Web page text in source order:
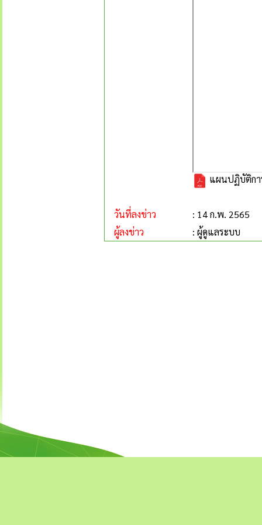
แผนปฏิบัติกา
วันที่ลงข่าว
: 14 ก.พ. 2565
ผู้ลงข่าว
: ผู้ดูแลระบบ